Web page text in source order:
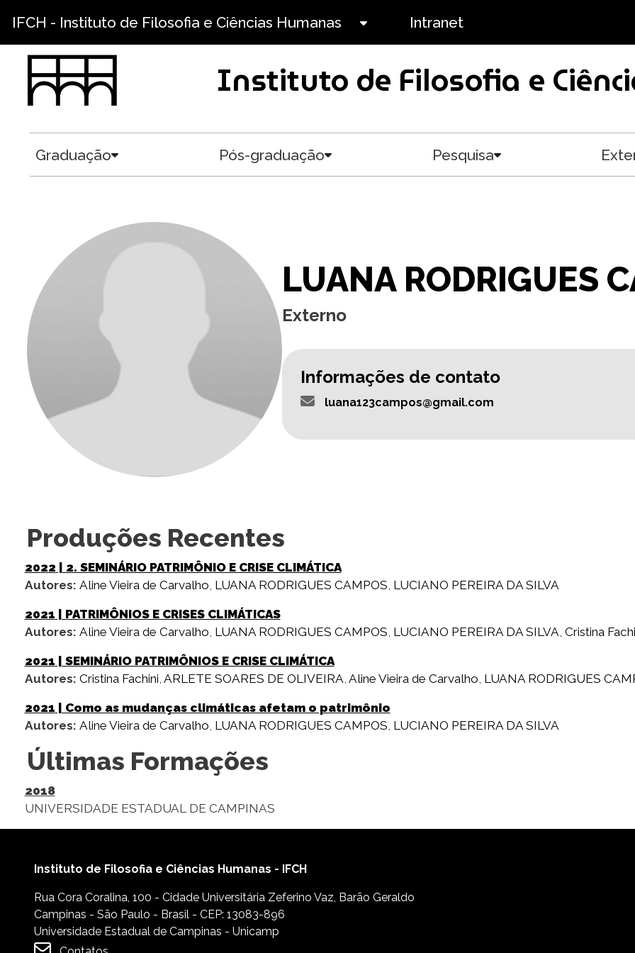
IFCH - Instituto de Filosofia e Ciências Humanas Intranet
Instituto de Filosofia e
Graduação Pós-graduação Pesquisa
LUANA RODRIGUES
Externo
Informações de contato
luana123campos@gmail.com
Produções Recentes
2022 | 2. SEMINÁRIO PATRIMÔNIO E CRISE CLIMÁTICA
Autores: Aline Vieira de Carvalho, LUANA RODRIGUES CAMPOS, LUCIANO PEREIRA DA SILVA
2021 | PATRIMÔNIOS E CRISES CLIMÁTICAS
Autores: Aline Vieira de Carvalho, LUANA RODRIGUES CAMPOS, LUCIANO PEREIRA DA SILVA, Cristina
2021 | SEMINÁRIO PATRIMÔNIOS E CRISE CLIMÁTICA
Autores: Cristina Fachini, ARLETE SOARES DE OLIVEIRA, Aline Vieira de Carvalho, LUANA RODRIGUES
2021 | Como as mudanças climáticas afetam o patrimônio
Autores: Aline Vieira de Carvalho, LUANA RODRIGUES CAMPOS, LUCIANO PEREIRA DA SILVA
Últimas Formações
2018
UNIVERSIDADE ESTADUAL DE CAMPINAS
Instituto de Filosofia e Ciências Humanas - IFCH
Rua Cora Coralina, 100 - Cidade Universitária Zeferino Vaz, Barão Geraldo
Campinas - São Paulo - Brasil - CEP: 13083-896
Universidade Estadual de Campinas - Unicamp